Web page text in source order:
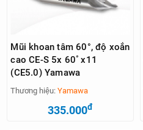
Mũi khoan tâm 60°, độ xoắn
cao CE-S 5x 60ﾟx11
(CE5.0) Yamawa
Thương hiệu:Yamawa
335.000đ